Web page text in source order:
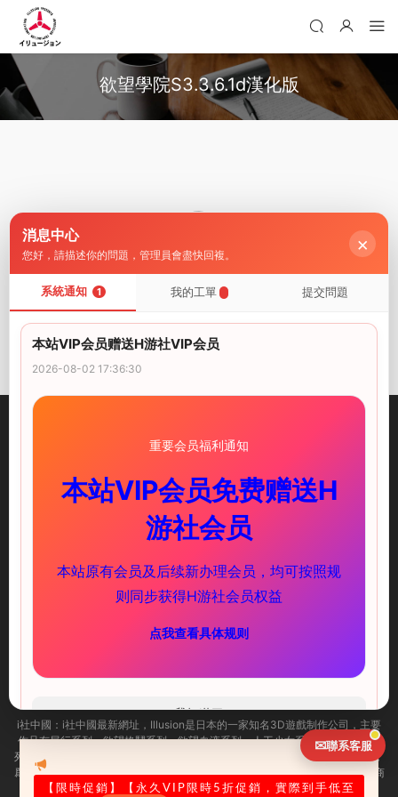
欲望學院S3.3.6.1d漢化版
暫無内容
illusion中國-I社中國官方網站
服務支持
新手必讀
下載教程
ACG頻道
i社中國： i社中國最新網址， Illusion是日本的一家知名3D遊戲制作公司，主要
作品有尾行系列、欲望格鬥系列、欲望血液系列、人工少女系列及性感沙灘系
列等。i社作爲PC界最出名的成人遊戲制作商，很多玩家可能已經耳熟能詳了，
爲了幫助大家更加迅速的找到自己需求的遊戲，illusion中國官方 illusion遊戲商
城今天正式上線了，一起來看看吧！
【限時促銷 】【永久VIP限時5折促銷，實際到手低至
✉聯系客服
消息中心
您好，請描述你的問題，管理員會盡快回複。 ×
系統通知 1 我的工單 提交問題
本站VIP会员赠送H游社VIP会员
2026-08-02 17:36:30
重要会员福利通知
本站VIP会员免费赠送H
游社会员
本站原有会员及后续新办理会员，均可按照规
则同步获得H游社会员权益
点我查看具体规则
我知道了